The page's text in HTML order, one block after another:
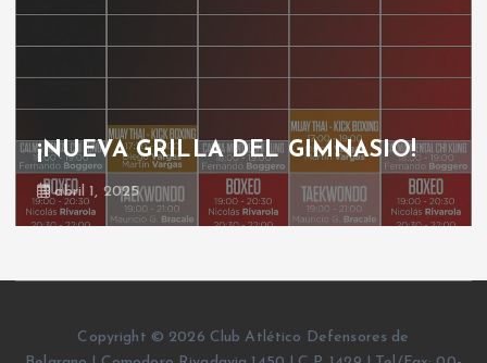
GIMNASIO! GRILLA GIMNASIO
octubre 30, 2024
Copyright © 2026 Club Atlético Defensores de